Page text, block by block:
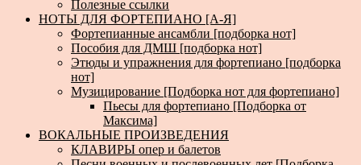
Полезные ссылки
НОТЫ ДЛЯ ФОРТЕПИАНО [А-Я]
Фортепианные ансамбли [подборка нот]
Пособия для ДМШ [подборка нот]
Этюды и упражнения для фортепиано [подборка
нот]
Музицирование [Подборка нот для фортепиано]
Пьесы для фортепиано [Подборка от
Максима]
ВОКАЛЬНЫЕ ПРОИЗВЕДЕНИЯ
КЛАВИРЫ опер и балетов